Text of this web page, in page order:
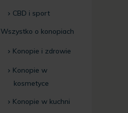
CBD i sport
Wszystko o konopiach
Konopie i zdrowie
Konopie w
kosmetyce
Konopie w kuchni